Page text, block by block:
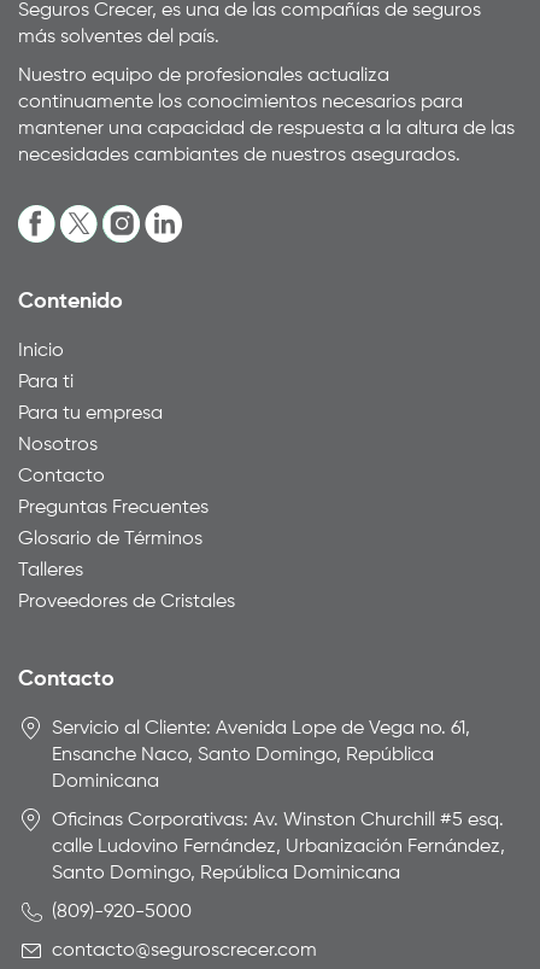
Seguros Crecer, es una de las compañías de seguros
más solventes del país.
Nuestro equipo de profesionales actualiza
continuamente los conocimientos necesarios para
mantener una capacidad de respuesta a la altura de las
necesidades cambiantes de nuestros asegurados.
Contenido
Inicio
Para ti
Para tu empresa
Nosotros
Contacto
Preguntas Frecuentes
Glosario de Términos
Talleres
Proveedores de Cristales
Contacto
Servicio al Cliente: Avenida Lope de Vega no. 61,
Ensanche Naco, Santo Domingo, República
Dominicana
Oficinas Corporativas: Av. Winston Churchill #5 esq.
calle Ludovino Fernández, Urbanización Fernández,
Santo Domingo, República Dominicana
(809)-920-5000
contacto@seguroscrecer.com